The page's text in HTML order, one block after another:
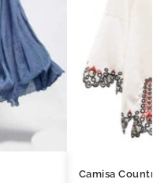
Camisa